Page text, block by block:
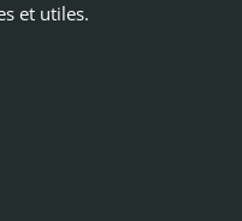
et utiles.